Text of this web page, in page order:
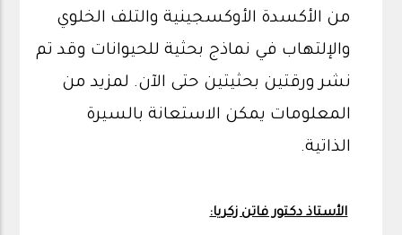
من الأكسدة الأوكسجينية والتلف الخلوي
والإلتهاب في نماذج بحثية للحيوانات وقد تم
نشر ورقتين بحثيتين حتى الآن. لمزيد من
المعلومات يمكن الاستعانة بالسيرة
الذاتية.
الأستاذ دكتور فاتن زكريا: